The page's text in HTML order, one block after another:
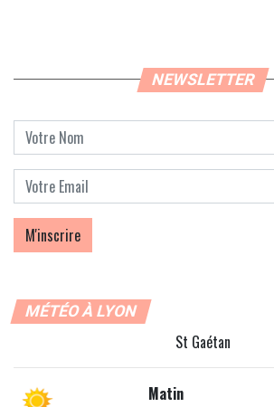
NEWSLETTER
MÉTÉO À LYON
St Gaétan
Matin